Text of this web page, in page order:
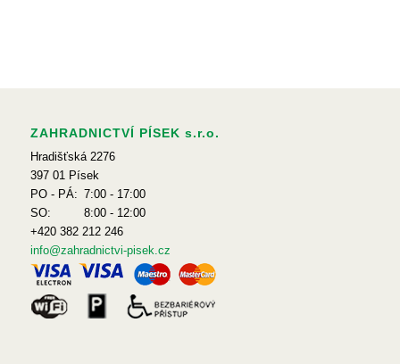
ZAHRADNICTVÍ PÍSEK s.r.o.
Hradišťská 2276
397 01 Písek
PO - PÁ: 7:00 - 17:00
SO:
8:00 - 12:00
+420 382 212 246
info@zahradnictvi-pisek.cz